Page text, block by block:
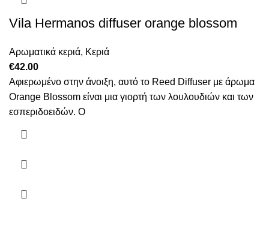
Vila Hermanos diffuser orange blossom
Αρωματικά κεριά, Κεριά
€42.00
Αφιερωμένο στην άνοιξη, αυτό το Reed Diffuser με άρωμα
Orange Blossom είναι μια γιορτή των λουλουδιών και των
εσπεριδοειδών. Ο